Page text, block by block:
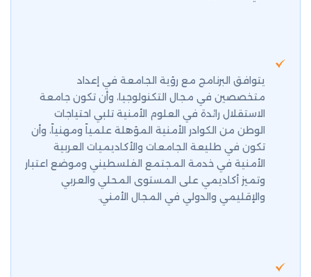
يتوافق البرنامج مع رؤية الجامعة في إعداد
متخصصين في مجال التكنولوجيا، وأن تكون جامعة
الاستقلال رائدة في العلوم الأمنية تلبي احتياجات
الوطن من الكوادر الأمنية المؤهلة علمياً ومهنياً، وأن
تكون في طليعة الجامعات والأكاديميات العربية
الأمنية في خدمة المجتمع الفلسطيني وموضع اعتبار
وتميز أكاديمي على المستوى المحلي والعربي
والإقليمي والدولي في المجال الأمني.